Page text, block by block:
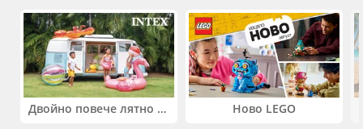
Двойно повече лятно забавление! Купи 2 продукта INTEX и вземи -33% Ново LEGO